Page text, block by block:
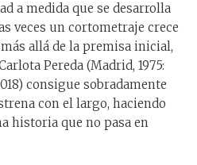
a medida que se desarrolla
veces un cortometraje crece
allá de la premisa inicial,
Pereda (Madrid, 1975:
consigue sobradamente
con el largo, haciendo
historia que no pasa en